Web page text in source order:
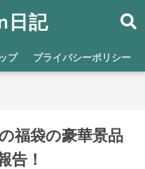
日記
プ プライバシーポリシー
福袋の豪華景品
告！